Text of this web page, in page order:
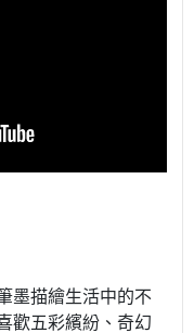
墨描繪生活中的不
歡五彩繽紛、奇幻